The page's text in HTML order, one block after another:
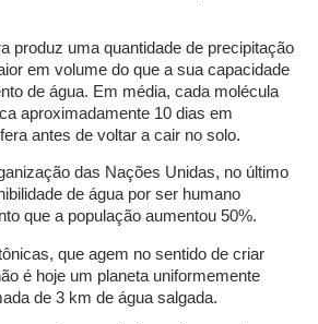
produz uma quantidade de precipitação
em volume do que a sua capacidade
de água. Em média, cada molécula
aproximadamente 10 dias em
antes de voltar a cair no solo.
das Nações Unidas, no último
de água por ser humano
que a população aumentou 50%.
que agem no sentido de criar
é hoje um planeta uniformemente
de 3 km de água salgada.